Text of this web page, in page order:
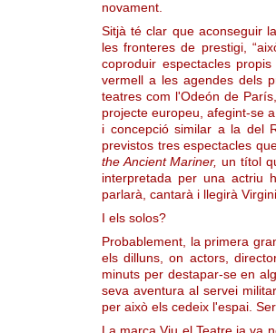
novament.
Sitjà té clar que aconseguir
les fronteres de prestigi,
coproduir espectacles
vermell a les agendes dels
teatres com l'Odeón de
projecte europeu, afegint-se
i concepció similar a la del
previstos tres espectacles
the Ancient Mariner, un títol
interpretada per una actriu
parlarà, cantarà i llegirà
I els solos?
Probablement, la primera
els dilluns, on actors,
minuts per destapar-se en
seva aventura al servei
per això els cedeix l'espai.